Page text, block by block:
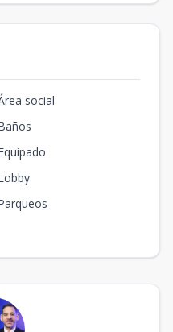
social